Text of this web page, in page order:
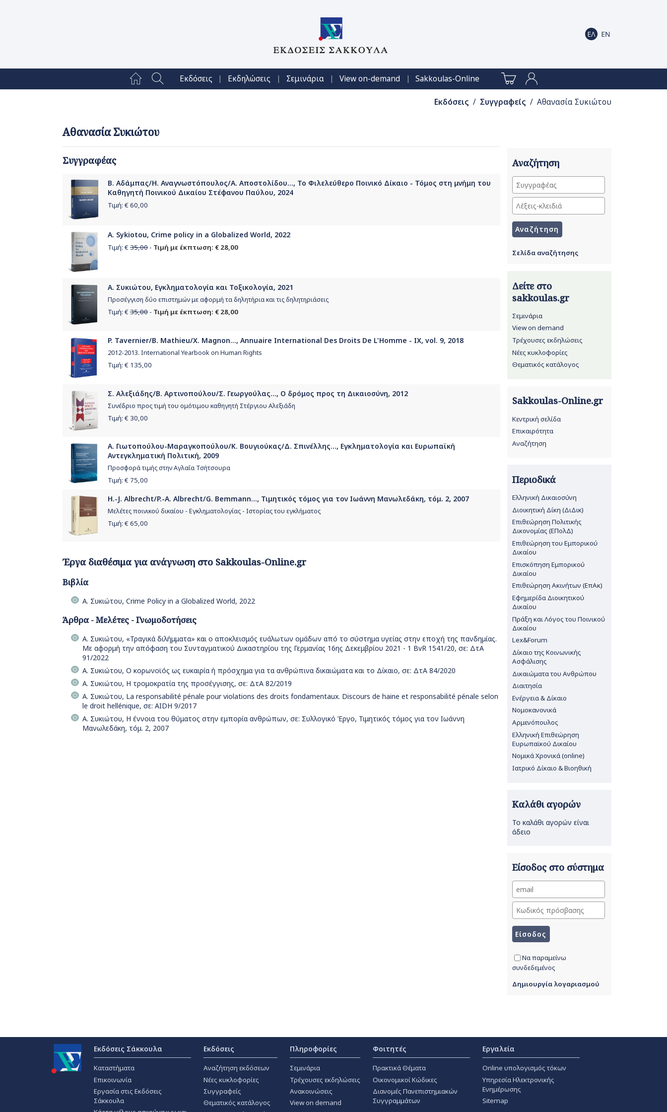
Εκδόσεις | Εκδηλώσεις | Σεμινάρια | View on-demand | Sakkoulas-Online
Εκδόσεις / Συγγραφείς / Αθανασία Συκιώτου
Αθανασία Συκιώτου
Συγγραφέας
Β. Αδάμπας/Η. Αναγνωστόπουλος/Α. Αποστολίδου..., Το Φιλελεύθερο Ποινικό Δίκαιο - Τόμος στη μνήμη του
Καθηγητή Ποινικού Δικαίου Στέφανου Παύλου, 2024
Τιμή: € 60,00
A. Sykiotou, Crime policy in a Globalized World, 2022
Τιμή: € 35,00 - Τιμή με έκπτωση: € 28,00
Α. Συκιώτου, Εγκληματολογία και Τοξικολογία, 2021
Προσέγγιση δύο επιστημών με αφορμή τα δηλητήρια και τις δηλητηριάσεις
Τιμή: € 35,00 - Τιμή με έκπτωση: € 28,00
P. Tavernier/B. Mathieu/X. Magnon..., Annuaire International Des Droits De L'Homme - ΙΧ, vol. 9, 2018
2012-2013. International Yearbook on Human Rights
Τιμή: € 135,00
Σ. Αλεξιάδης/Β. Αρτινοπούλου/Σ. Γεωργούλας..., Ο δρόμος προς τη Δικαιοσύνη, 2012
Συνέδριο προς τιμή του ομότιμου καθηγητή Στέργιου Αλεξιάδη
Τιμή: € 30,00
Α. Γιωτοπούλου-Μαραγκοπούλου/Κ. Βουγιούκας/Δ. Σπινέλλης..., Εγκληματολογία και Ευρωπαϊκή
Αντεγκληματική Πολιτική, 2009
Προσφορά τιμής στην Αγλαΐα Τσήτσουρα
Τιμή: € 75,00
H.-J. Albrecht/P.-A. Albrecht/G. Bemmann..., Τιμητικός τόμος για τον Ιωάννη Μανωλεδάκη, τόμ. 2, 2007
Μελέτες ποινικού δικαίου - Εγκληματολογίας - Ιστορίας του εγκλήματος
Τιμή: € 65,00
Έργα διαθέσιμα για ανάγνωση στο Sakkoulas-Online.gr
Βιβλία
Α. Συκιώτου, Crime Policy in a Globalized World, 2022
Άρθρα - Μελέτες - Γνωμοδοτήσεις
Α. Συκιώτου, «Τραγικά διλήμματα» και ο αποκλεισμός ευάλωτων ομάδων από το σύστημα υγείας στην εποχή της πανδημίας.
Με αφορμή την απόφαση του Συνταγματικού Δικαστηρίου της Γερμανίας 16ης Δεκεμβρίου 2021 - 1 BvR 1541/20, σε: ΔτΑ
91/2022
Α. Συκιώτου, Ο κορωνοϊός ως ευκαιρία ή πρόσχημα για τα ανθρώπινα δικαιώματα και το Δίκαιο, σε: ΔτΑ 84/2020
Α. Συκιώτου, Η τρομοκρατία της προσέγγισης, σε: ΔτΑ 82/2019
Α. Συκιώτου, La responsabilité pénale pour violations des droits fondamentaux. Discours de haine et responsabilité pénale selon
le droit hellénique, σε: AIDH 9/2017
Α. Συκιώτου, Η έννοια του θύματος στην εμπορία ανθρώπων, σε: Συλλογικό Έργο, Τιμητικός τόμος για τον Ιωάννη
Μανωλεδάκη, τόμ. 2, 2007
Αναζήτηση
Σελίδα αναζήτησης
Δείτε στο
sakkoulas.gr
Σεμινάρια
View on demand
Τρέχουσες εκδηλώσεις
Νέες κυκλοφορίες
Θεματικός κατάλογος
Sakkoulas-Online.gr
Κεντρική σελίδα
Επικαιρότητα
Αναζήτηση
Περιοδικά
Ελληνική Δικαιοσύνη
Διοικητική Δίκη (ΔιΔικ)
Επιθεώρηση Πολιτικής
Δικονομίας (ΕΠολΔ)
Επιθεώρηση του Εμπορικού
Δικαίου
Επισκόπηση Εμπορικού
Δικαίου
Επιθεώρηση Ακινήτων (ΕπΑκ)
Εφημερίδα Διοικητικού
Δικαίου
Πράξη και Λόγος του Ποινικού
Δικαίου
Lex&Forum
Δίκαιο της Κοινωνικής
Ασφάλισης
Δικαιώματα του Ανθρώπου
Διαιτησία
Ενέργεια & Δίκαιο
Νομοκανονικά
Αρμενόπουλος
Ελληνική Επιθεώρηση
Ευρωπαϊκού Δικαίου
Νομικά Χρονικά (online)
Ιατρικό Δίκαιο & Βιοηθική
Καλάθι αγορών
Το καλάθι αγορών είναι
άδειο
Είσοδος στο σύστημα
Να παραμείνω
συνδεδεμένος
Δημιουργία λογαριασμού
Εκδόσεις Σάκκουλα
Καταστήματα
Επικοινωνία
Εργασία στις Εκδόσεις
Σάκκουλα
Εκδόσεις
Αναζήτηση εκδόσεων
Νέες κυκλοφορίες
Συγγραφείς
Θεματικός κατάλογος
Πληροφορίες
Σεμινάρια
Τρέχουσες εκδηλώσεις
Ανακοινώσεις
View on demand
Φοιτητές
Πρακτικά Θέματα
Οικονομικοί Κώδικες
Διανομές Πανεπιστημιακών
Συγγραμμάτων
Εργαλεία
Online υπολογισμός τόκων
Υπηρεσία Ηλεκτρονικής
Ενημέρωσης
Sitemap